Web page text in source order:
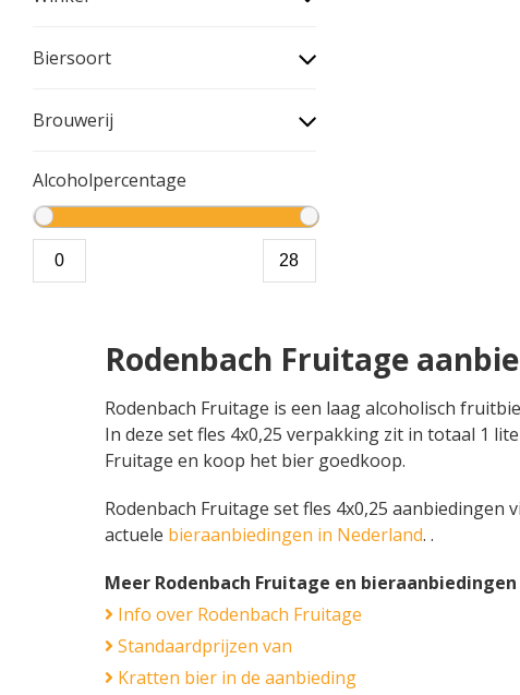
Biersoort
Brouwerij
Alcoholpercentage
Rodenbach Fruitage
Rodenbach Fruitage is een laag alcoholisch
In deze set fles 4x0,25 verpakking zit in totaal 1
Fruitage en koop het bier goedkoop.
Rodenbach Fruitage set fles 4x0,25 aanbiedingen
actuele bieraanbiedingen in Nederland. .
Meer Rodenbach Fruitage en bieraanbiedingen
Info over Rodenbach Fruitage
Standaardprijzen van
Kratten bier in de aanbieding